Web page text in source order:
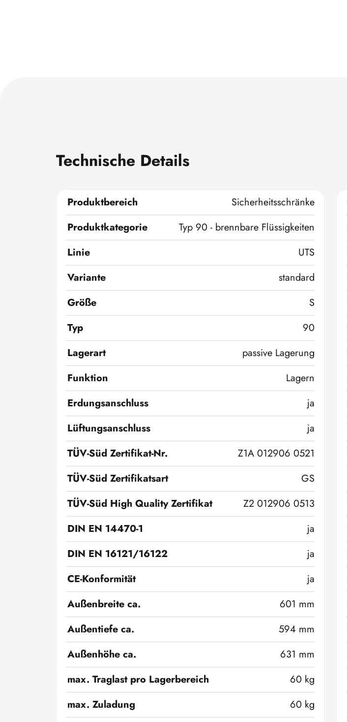
Technische Details
Produktbereich
Sicherheitsschränke
Produktkategorie
Typ 90 - brennbare Flüssigkeiten
Linie
UTS
Variante
standard
Größe
S
Typ
90
Lagerart
passive Lagerung
Funktion
Lagern
Erdungsanschluss
ja
Lüftungsanschluss
ja
TÜV-Süd Zertifikat-Nr.
Z1A 012906 0521
TÜV-Süd Zertifikatsart
GS
TÜV-Süd High Quality Zertifikat
Z2 012906 0513
DIN EN 14470-1
ja
DIN EN 16121/16122
ja
CE-Konformität
ja
Außenbreite ca.
601 mm
Außentiefe ca.
594 mm
Außenhöhe ca.
631 mm
max. Traglast pro Lagerbereich
60 kg
max. Zuladung
60 kg